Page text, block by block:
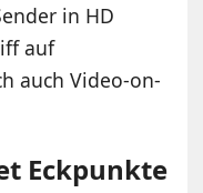
in HD
auf
auch Video-on-
Eckpunkte